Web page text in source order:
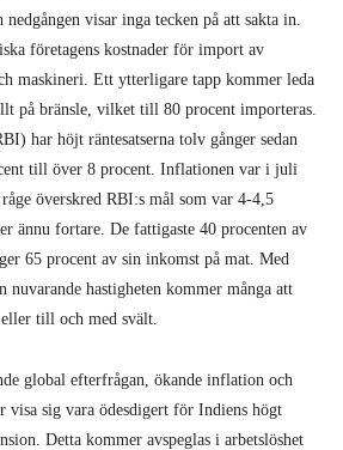
nedgången visar inga tecken på att sakta in.
företagens kostnader för import av
maskineri. Ett ytterligare tapp kommer leda
på bränsle, vilket till 80 procent importeras.
har höjt räntesatserna tolv gånger sedan
till över 8 procent. Inflationen var i juli
överskred RBI:s mål som var 4-4,5
ännu fortare. De fattigaste 40 procenten av
65 procent av sin inkomst på mat. Med
nuvarande hastigheten kommer många att
till och med svält.
global efterfrågan, ökande inflation och
visa sig vara ödesdigert för Indiens högt
Detta kommer avspeglas i arbetslöshet